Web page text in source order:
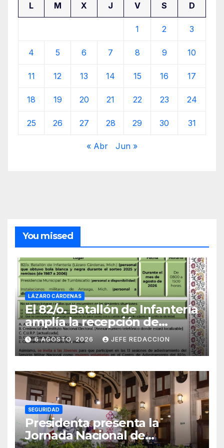
L M X J V S D
1 2 3
4 5 6 7 8 9 10
11 12 13 14 15 16 17
18 19 20 21 22 23 24
25 26 27 28 29 30 31
« Abr Jun »
You missed
LÁZARO CÁRDENAS
El 82/o. Batallón de Infantería
amplía la recepción de
documentos para obtener La
Catilla del Servicio Militar
Nacional
6 AGOSTO, 2026 JEFE REDACCION
SEGURIDAD
Presidenta presenta la
Jornada Nacional de